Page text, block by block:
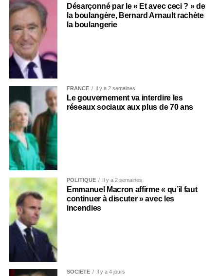
Désarçonné par le « Et avec ceci ? » de
la boulangère, Bernard Arnault rachète
la boulangerie
FRANCE Il y a 2 semaines
Le gouvernement va interdire les
réseaux sociaux aux plus de 70 ans
POLITIQUE Il y a 2 semaines
Emmanuel Macron affirme « qu’il faut
continuer à discuter » avec les
incendies
SOCIÉTÉ Il y a 4 jours